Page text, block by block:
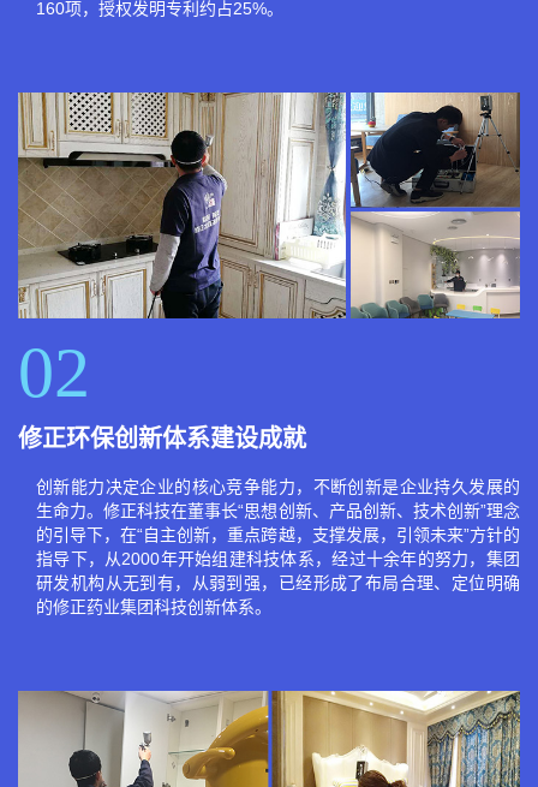
160项，授权发明专利约占25%。
02
修正环保创新体系建设成就
创新能力决定企业的核心竞争能力，不断创新是企业持久发展的
生命力。修正科技在董事长“思想创新、产品创新、技术创新”理念
的引导下，在“自主创新，重点跨越，支撑发展，引领未来”方针的
指导下，从2000年开始组建科技体系，经过十余年的努力，集团
研发机构从无到有，从弱到强，已经形成了布局合理、定位明确
的修正药业集团科技创新体系。